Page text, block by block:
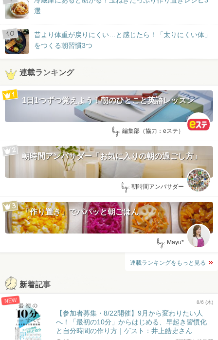
選
昔より体重が戻りにくい…と感じたら！「太りにくい体」
をつくる朝習慣3つ
連載ランキング
1日1つずつ覚えよう！朝のひとこと英語レッスン
by: 編集部（協力：eステ）
朝時間アンバサダー「お気に入りの朝の過ごし方」
by: 朝時間アンバサダー
「作り置き」でパパッと朝ごはん
by: Mayu*
連載ランキングをもっと見る
新着記事
NEW 8/6 (木)
【参加者募集・8/22開催】9月から変わりたい人
へ！「最初の10分」からはじめる、早起き習慣化
と自分時間の作り方｜ゲスト：井上皓史さん